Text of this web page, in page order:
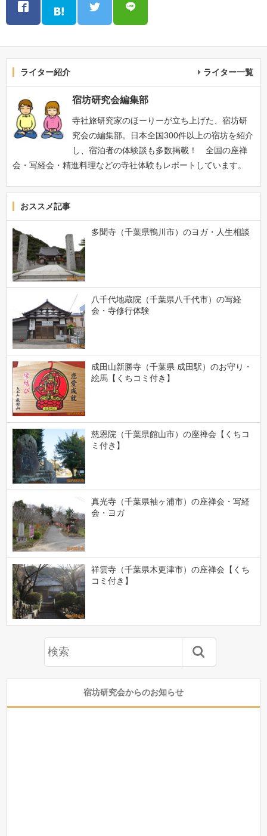
ライター紹介 ライター一覧
宿坊研究会編集部
寺社旅研究家のほーりーが立ち上げた、宿坊研
究会の編集部。日本全国300件以上の宿坊を紹介
し、宿泊者の体験談も多数掲載！ 全国の座禅
会・写経会・精進料理などの寺社体験もレポートしています。
おススメ記事
多聞寺（千葉県鴨川市）のヨガ・人生相談
八千代地蔵院（千葉県八千代市）の写経
会・寺修行体験
成田山新勝寺（千葉県 成田駅）のお守り・
絵馬【くちコミ付き】
慈恩院（千葉県館山市）の座禅会【くちコ
ミ付き】
真光寺（千葉県袖ヶ浦市）の座禅会・写経
会・ヨガ
祥雲寺（千葉県木更津市）の座禅会【くち
コミ付き】
宿坊研究会からのお知らせ